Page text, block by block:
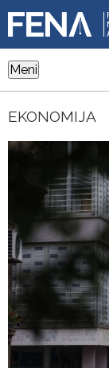
Meni
EKONOMIJA